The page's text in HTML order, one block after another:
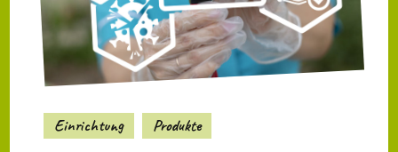
Einrichtung Produkte